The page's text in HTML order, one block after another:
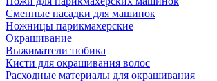
Сменные насадки для машинок
Ножницы парикмахерские
Окрашивание
Выжиматели тюбика
Кисти для окрашивания волос
Расходные материалы для окрашивания